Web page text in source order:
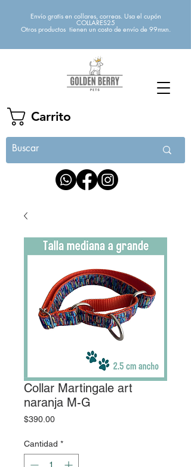
Carrito
Envío gratis en collares, correas. Usa el cupón
COLLARES25
Otros productos tienen un costo de envío de 99mxn.
Collar Martingale art
naranja M-G
$390.00Precio
Cantidad *